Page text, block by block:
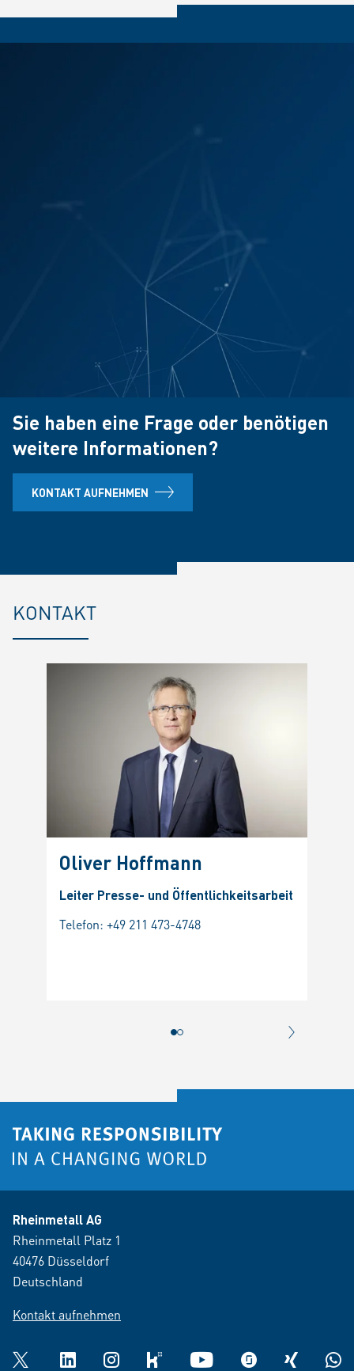
Sie haben eine Frage oder benötigen
weitere Informationen?
KONTAKT AUFNEHMEN
KONTAKT
Oliver Hoffmann
Leiter Presse- und Öffentlichkeitsarbeit
Telefon: +49 211 473-4748
Rheinmetall AG
Rheinmetall Platz 1
40476 Düsseldorf
Deutschland
Kontakt aufnehmen
Twitter LinkedInInstagramkununu YouTube glassdoorXING